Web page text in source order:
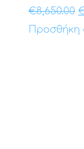
€8,650.00
Προσθήκη